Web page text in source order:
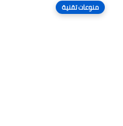
منوعات تقنية